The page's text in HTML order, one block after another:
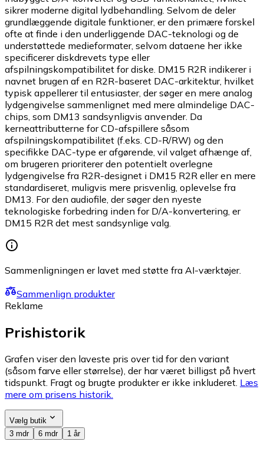
sikrer moderne digital lydbehandling. Selvom de deler
grundlæggende digitale funktioner, er den primære forskel
ofte at finde i den underliggende DAC-teknologi og de
understøttede medieformater, selvom dataene her ikke
specificerer diskdrevets type eller
afspilningskompatibilitet for diske. DM15 R2R indikerer i
navnet brugen af en R2R-baseret DAC-arkitektur, hvilket
typisk appellerer til entusiaster, der søger en mere analog
lydgengivelse sammenlignet med mere almindelige DAC-
chips, som DM13 sandsynligvis anvender. Da
kerneattributterne for CD-afspillere såsom
afspilningskompatibilitet (f.eks. CD-R/RW) og den
specifikke DAC-type er afgørende, vil valget afhænge af,
om brugeren prioriterer den potentielt overlegne
lydgengivelse fra R2R-designet i DM15 R2R eller en mere
standardiseret, muligvis mere prisvenlig, oplevelse fra
DM13. For den audiofile, der søger den nyeste
teknologiske forbedring inden for D/A-konvertering, er
DM15 R2R det mest sandsynlige valg.
Sammenligningen er lavet med støtte fra AI-værktøjer.
Sammenlign produkter
Reklame
Prishistorik
Grafen viser den laveste pris over tid for den variant
(såsom farve eller størrelse), der har været billigst på hvert
tidspunkt. Fragt og brugte produkter er ikke inkluderet. Læs
mere om prisens historik.
Vælg butik
3 mdr
6 mdr 1 år